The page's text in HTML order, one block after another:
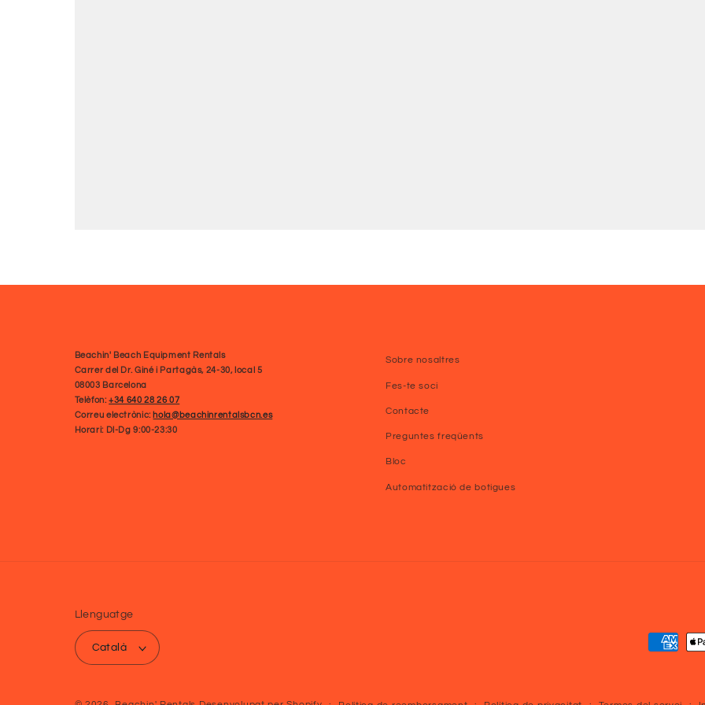
Beachin' Beach Equipment Rentals
Carrer del Dr. Giné i Partagàs, 24-30, local 5
08003 Barcelona
Telèfon:+34 640 28 26 07
Correu electrònic: hola@beachinrentalsbcn.es
Horari: Dl-Dg 9:00-23:30
Sobre nosaltres
Fes-te soci
Contacte
Preguntes freqüents
Bloc
Automatització de botigues
Llenguatge
Català
Mètodes